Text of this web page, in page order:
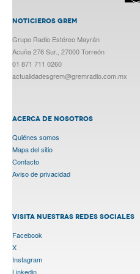
NOTICIEROS GREM
Grupo Radio Estéreo Mayrán
Acuña 276 Sur., 27000 Torreón
01 871 711 0260
actualidadesgrem@gremradio.com.mx
ACERCA DE NOSOTROS
Quiénes somos
Mapa del sitio
Contacto
Aviso de privacidad
VISITA NUESTRAS REDES SOCIALES
Facebook
X
Instagram
Linkedin